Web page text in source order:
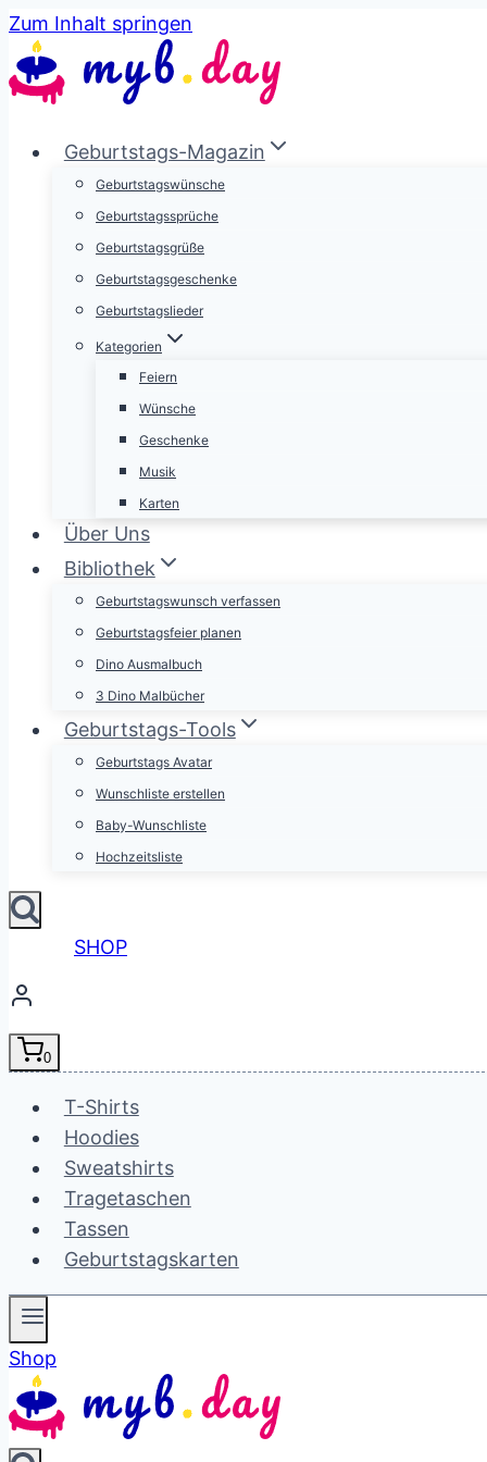
Zum Inhalt springen
Geburtstags-Magazin
Geburtstagswünsche
Geburtstagssprüche
Geburtstagsgrüße
Geburtstagsgeschenke
Geburtstagslieder
Kategorien
Feiern
Wünsche
Geschenke
Musik
Karten
Über Uns
Bibliothek
Geburtstagswunsch verfassen
Geburtstagsfeier planen
Dino Ausmalbuch
3 Dino Malbücher
Geburtstags-Tools
Geburtstags Avatar
Wunschliste erstellen
Baby-Wunschliste
Hochzeitsliste
SHOP
0
T-Shirts
Hoodies
Sweatshirts
Tragetaschen
Tassen
Geburtstagskarten
Shop